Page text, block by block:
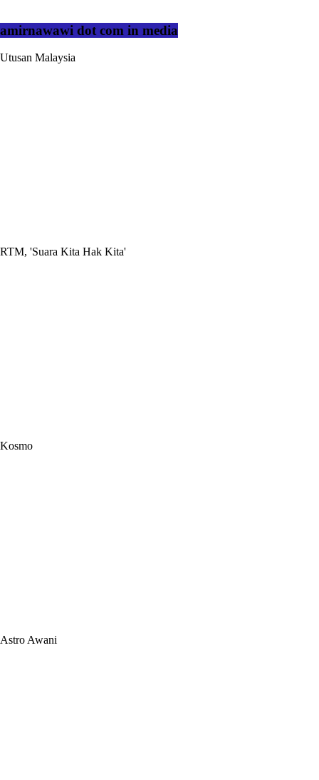
amirnawawi dot com in media
Utusan Malaysia
RTM, 'Suara Kita Hak Kita'
Kosmo
Astro Awani